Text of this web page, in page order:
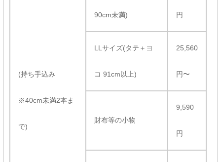
(持ち手込み
※40cm未満2本ま
で)
90cm未満) 円
LLサイズ(タテ＋ヨ
コ 91cm以上)
25,560
円〜
財布等の小物
9,590
円